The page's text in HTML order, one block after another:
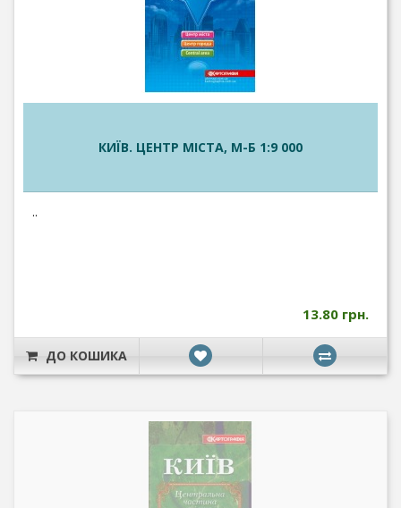
КИЇВ. ЦЕНТР МІСТА, М-Б 1:9 000
..
13.80 грн.
ДО КОШИКА